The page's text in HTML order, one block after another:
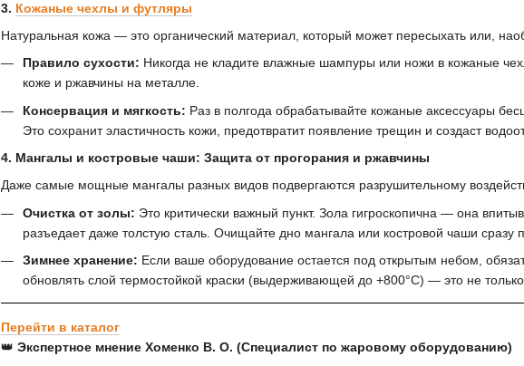
3. Кожаные чехлы и футляры
Натуральная кожа — это органический материал, который может пересыхать или,
Правило сухости: Никогда не кладите влажные шампуры или ножи в кожаные
коже и ржавчины на металле.
Консервация и мягкость: Раз в полгода обрабатывайте кожаные аксессуары
Это сохранит эластичность кожи, предотвратит появление трещин и создаст
4. Мангалы и костровые чаши: Защита от прогорания и ржавчины
Даже самые мощные мангалы разных видов подвергаются разрушительному
Очистка от золы: Это критически важный пункт. Зола гигроскопична — она
разъедает даже толстую сталь. Очищайте дно мангала или костровой чаши сразу
Зимнее хранение: Если ваше оборудование остается под открытым небом,
обновлять слой термостойкой краски (выдерживающей до +800°C) — это не
Перейти в каталог
👑 Экспертное мнение Хоменко В. О. (Специалист по жаровому оборудованию)